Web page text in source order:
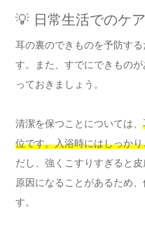
💡 日常生活でのケ
耳の裏のできものを予防す
す。また、すでにできもの
っておきましょう。
清潔を保つことについては、
位です。入浴時にはしっか
だし、強くこすりすぎると
原因になることがあるため
す。